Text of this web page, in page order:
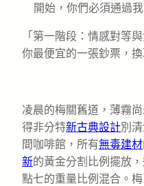
開始，你們必須通過
「第一階段：情感對等
你最便宜的一張鈔票，
凌晨的梅關舊道，薄霧
得非分特新古典設計別
間咖啡館，所有無毒建材
新的黃金分割比例擺放
點七的重量比例混合。